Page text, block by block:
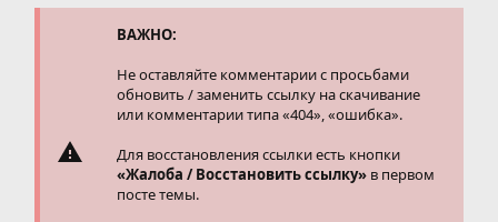
ВАЖНО:
Не оставляйте комментарии с просьбами
обновить / заменить ссылку на скачивание
или комментарии типа «404», «ошибка».
Для восстановления ссылки есть кнопки
«Жалоба / Восстановить ссылку» в первом
посте темы.